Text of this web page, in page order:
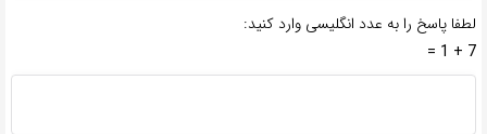
لطفا پاسخ را به عدد انگلیسی وارد کنید:
7 + 1 =